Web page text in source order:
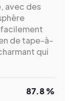
avec des
de tape-à-
qui
87.8 %